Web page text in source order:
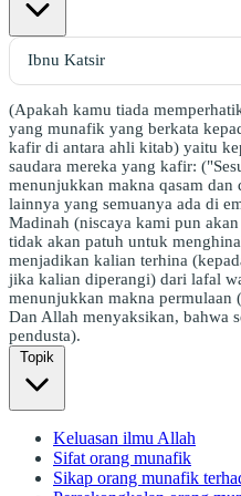
(Apakah kamu tiada
yang munafik yang berkata
kafir di antara ahli kitab) yaitu
saudara mereka yang kafir:
menunjukkan makna qasam
lainnya yang semuanya ada di
Madinah (niscaya kami pun
tidak akan patuh untuk
menjadikan kalian terhina
jika kalian diperangi) dari lafal
menunjukkan makna permulaan
Dan Allah menyaksikan, bahwa
pendusta).
Topik
Keluasan ilmu Allah
Sifat orang munafik
Sikap orang munafik